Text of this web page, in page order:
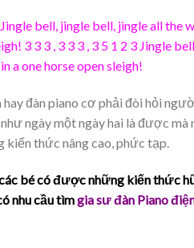
bell, jingle bell, jingle all the
3 3 3 , 3 3 3 , 3 5 1 2 3 Jingle
a one horse open sleigh!
đàn piano cơ phải đòi hỏi
ngày một ngày hai là được
kiến thức nâng cao, phức tạp.
bé có được những kiến thức
nhu cầu tìmgia sư đàn Piano